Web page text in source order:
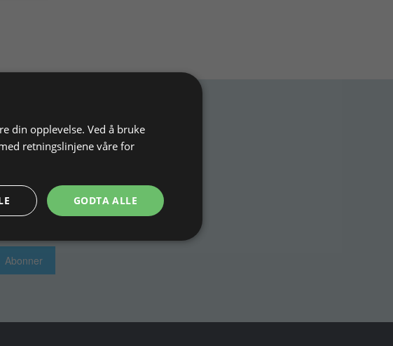
tipps til din smykkefremstilling.
Abonner
din opplevelse. Ved å bruke
retningslinjene våre for
GODTA ALLE